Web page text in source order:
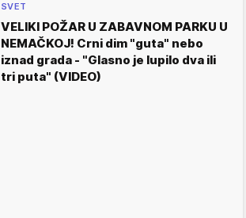
SVET
VELIKI POŽAR U ZABAVNOM PARKU U
NEMAČKOJ! Crni dim "guta" nebo
iznad grada - "Glasno je lupilo dva ili
tri puta" (VIDEO)